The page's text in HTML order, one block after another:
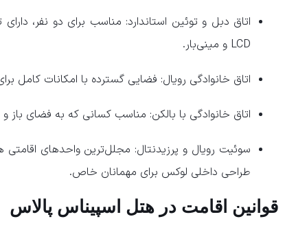
اتاق دبل و توئین استاندارد: مناسب برای دو نفر،
LCD و مینی‌بار.
اتاق خانوادگی رویال: فضایی گسترده با امکانات کامل
اتاق خانوادگی با بالکن: مناسب کسانی که به فضای
سوئیت رویال و پرزیدنتال: مجلل‌ترین واحدهای
طراحی داخلی لوکس برای مهمانان خاص.
​قوانین اقامت در هتل اسپیناس پالاس